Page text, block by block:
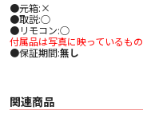
●元箱:×
●取説:○
●リモコン:○
付属品は写真に映っているも
●保証期間:無し
物確認等はおこなっておりませ
関連商品